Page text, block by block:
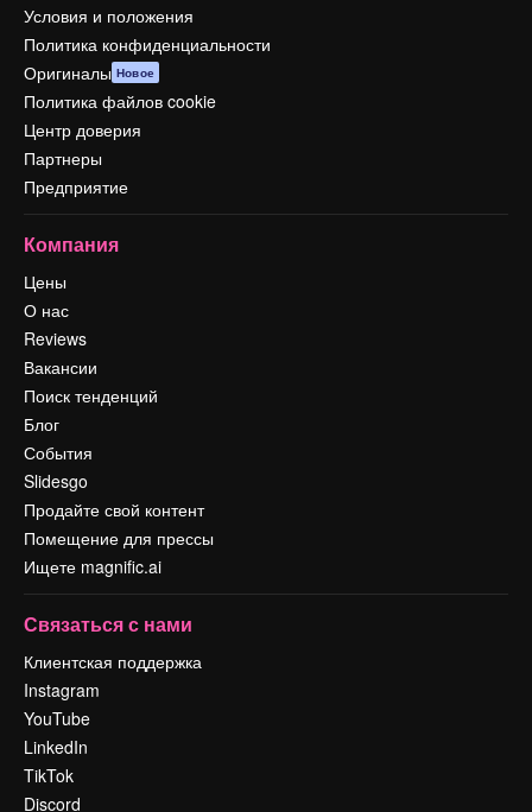
Условия и положения
Политика конфиденциальности
Оригиналы Новое
Политика файлов cookie
Центр доверия
Партнеры
Предприятие
Компания
Цены
О нас
Reviews
Вакансии
Поиск тенденций
Блог
События
Slidesgo
Продайте свой контент
Помещение для прессы
Ищете magnific.ai
Связаться с нами
Клиентская поддержка
Instagram
YouTube
LinkedIn
TikTok
Discord